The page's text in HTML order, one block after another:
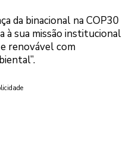
da binacional na COP30
à sua missão institucional
renovável com